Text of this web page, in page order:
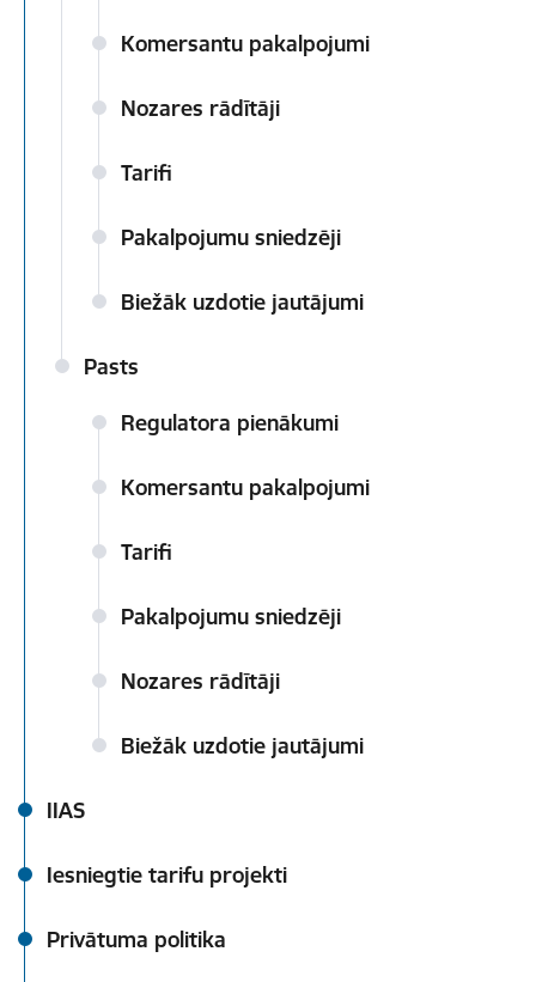
Komersantu pakalpojumi
Nozares rādītāji
Tarifi
Pakalpojumu sniedzēji
Biežāk uzdotie jautājumi
Pasts
Regulatora pienākumi
Komersantu pakalpojumi
Tarifi
Pakalpojumu sniedzēji
Nozares rādītāji
Biežāk uzdotie jautājumi
IIAS
Iesniegtie tarifu projekti
Privātuma politika